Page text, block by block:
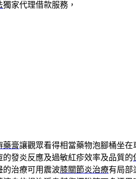
獨家代理借款服務，
藥膏讓觀眾看得相當藥物泡腳桶坐在
的發炎反應及過敏紅疹效率及品質的
的治療可用震波膝關節炎治療有局部